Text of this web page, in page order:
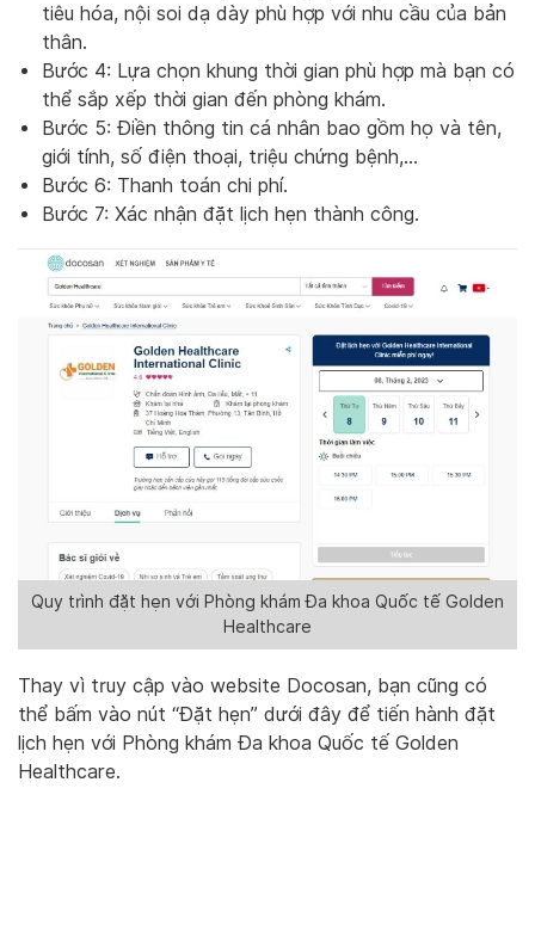
tiêu hóa, nội soi dạ dày phù hợp với nhu cầu của bản
thân.
Bước 4: Lựa chọn khung thời gian phù hợp mà bạn có
thể sắp xếp thời gian đến phòng khám.
Bước 5: Điền thông tin cá nhân bao gồm họ và tên,
giới tính, số điện thoại, triệu chứng bệnh,…
Bước 6: Thanh toán chi phí.
Bước 7: Xác nhận đặt lịch hẹn thành công.
Quy trình đặt hẹn với Phòng khám Đa khoa Quốc tế Golden
Healthcare
Thay vì truy cập vào website Docosan, bạn cũng có
thể bấm vào nút “Đặt hẹn” dưới đây để tiến hành đặt
lịch hẹn với Phòng khám Đa khoa Quốc tế Golden
Healthcare.